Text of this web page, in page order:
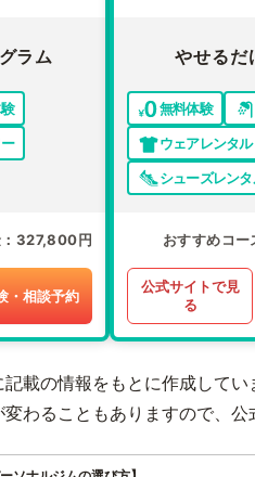
ラム
327,800円
・相談予約
やせるだ
無料体験
ウェアレンタル
シューズレン
おすすめコー
公式サイトで見
る
載の情報をもとに作成して
わることもありますので、公